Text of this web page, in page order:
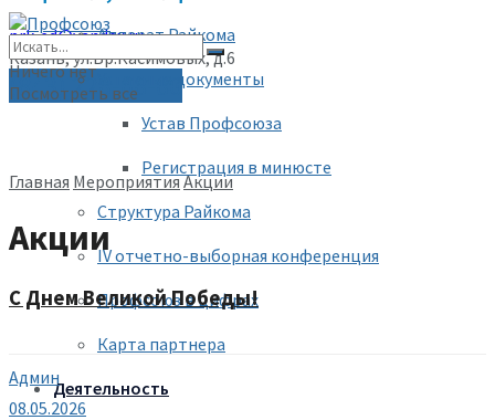
prk-ed@yandex.ru
Казань, ул.Бр.Касимовых, д.6
(843) 228-68-80
Аппарат Райкома
Уставные документы
Устав Профсоюза
Регистрация в минюсте
Структура Райкома
IV отчетно-выборная конференция
Профсоюз в цифрах
Карта партнера
Деятельность
Ничего нет
Посмотреть все
Главная МероприятияАкции
Акции
С Днем Великой Победы!
Админ
08.05.2026